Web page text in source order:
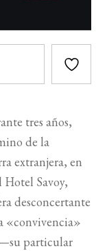
tres años,
de la
extranjera, en
Hotel Savoy,
desconcertante
«convivencia»
particular